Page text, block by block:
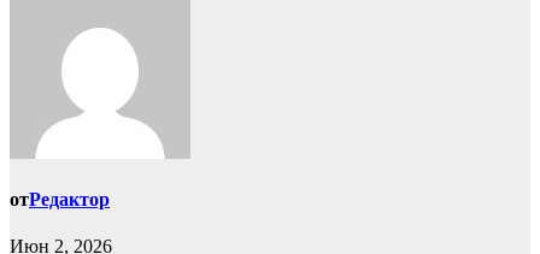
отРедактор
Июн 2, 2026